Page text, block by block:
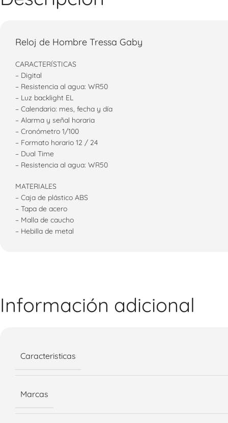
Reloj de Hombre Tressa Gaby
CARACTERÍSTICAS
– Digital
– Resistencia al agua: WR50
– Luz backlight EL
– Calendario: mes, fecha y día
– Alarma y señal horaria
– Cronómetro 1/100
– Formato horario 12 / 24
– Dual Time
– Resistencia al agua: WR50
MATERIALES
– Caja de plástico ABS
– Tapa de acero
– Malla de caucho
– Hebilla de metal
Información adicional
Caracteristicas
Marcas